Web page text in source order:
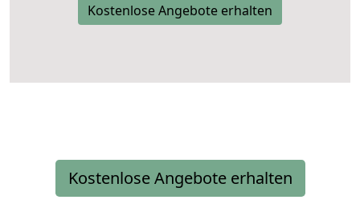
Kostenlose Angebote erhalten
Kostenlose Angebote erhalten